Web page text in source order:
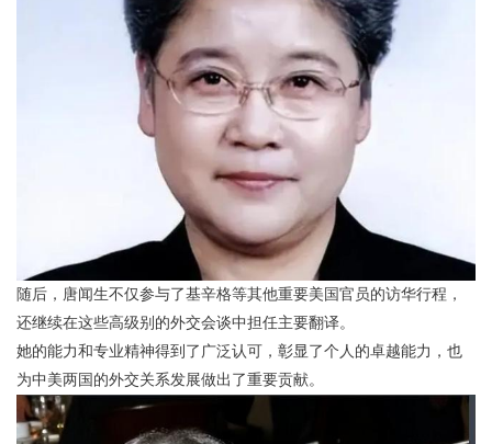
随后，唐闻生不仅参与了基辛格等其他重要美国官员的访华行程，
还继续在这些高级别的外交会谈中担任主要翻译。
她的能力和专业精神得到了广泛认可，彰显了个人的卓越能力，也
为中美两国的外交关系发展做出了重要贡献。